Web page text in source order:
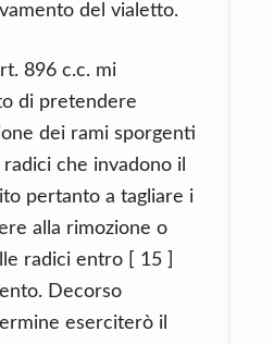
del vialetto.
896 c.c. mi
di pretendere
dei rami sporgenti
che invadono il
pertanto a tagliare i
alla rimozione o
radici entro [ 15 ]
Decorso
eserciterò il